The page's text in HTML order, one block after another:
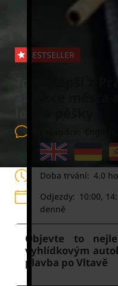
BESTSELLER
To nejlepší z
atrakce města
Doba trvání: 4.0
Odjezdy: 10:00,
denně
Objevte to
vyhlídkovým
plavba po Vltavě